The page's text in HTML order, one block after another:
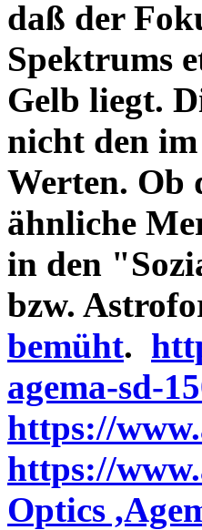
daß der
Spektrums
Gelb liegt.
nicht den
Werten. Ob
ähnliche
in den
bzw.
bemüht.
agema-sd-
https://
https://
Optics